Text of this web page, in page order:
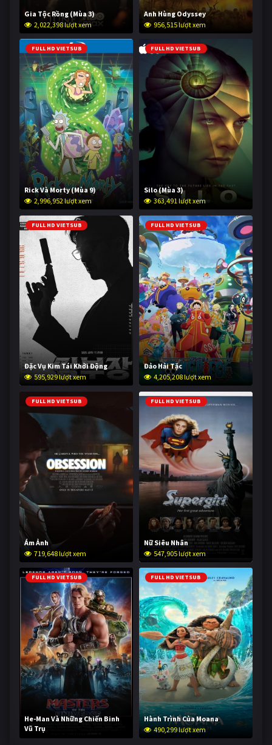
Gia Tộc Rồng (Mùa 3)
2,022,398 lượt xem
Anh Hùng Odyssey
956,515 lượt xem
FULL HD VIETSUB
Rick Và Morty (Mùa 9)
2,996,952 lượt xem
FULL HD VIETSUB
Silo (Mùa 3)
363,491 lượt xem
FULL HD VIETSUB
Đặc Vụ Kim Tái Khởi Động
595,929 lượt xem
FULL HD VIETSUB
Đảo Hải Tặc
4,205,208 lượt xem
FULL HD VIETSUB
Ám Ảnh
719,648 lượt xem
FULL HD VIETSUB
Nữ Siêu Nhân
547,905 lượt xem
FULL HD VIETSUB
He-Man Và Những Chiến Binh
Vũ Trụ
238,945 lượt xem
FULL HD VIETSUB
Hành Trình Của Moana
490,299 lượt xem